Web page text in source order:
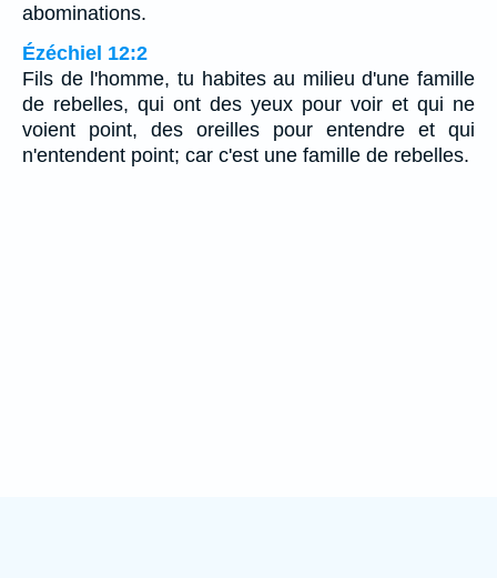
abominations.
Ézéchiel 12:2
Fils de l'homme, tu habites au milieu d'une famille
de rebelles, qui ont des yeux pour voir et qui ne
voient point, des oreilles pour entendre et qui
n'entendent point; car c'est une famille de rebelles.